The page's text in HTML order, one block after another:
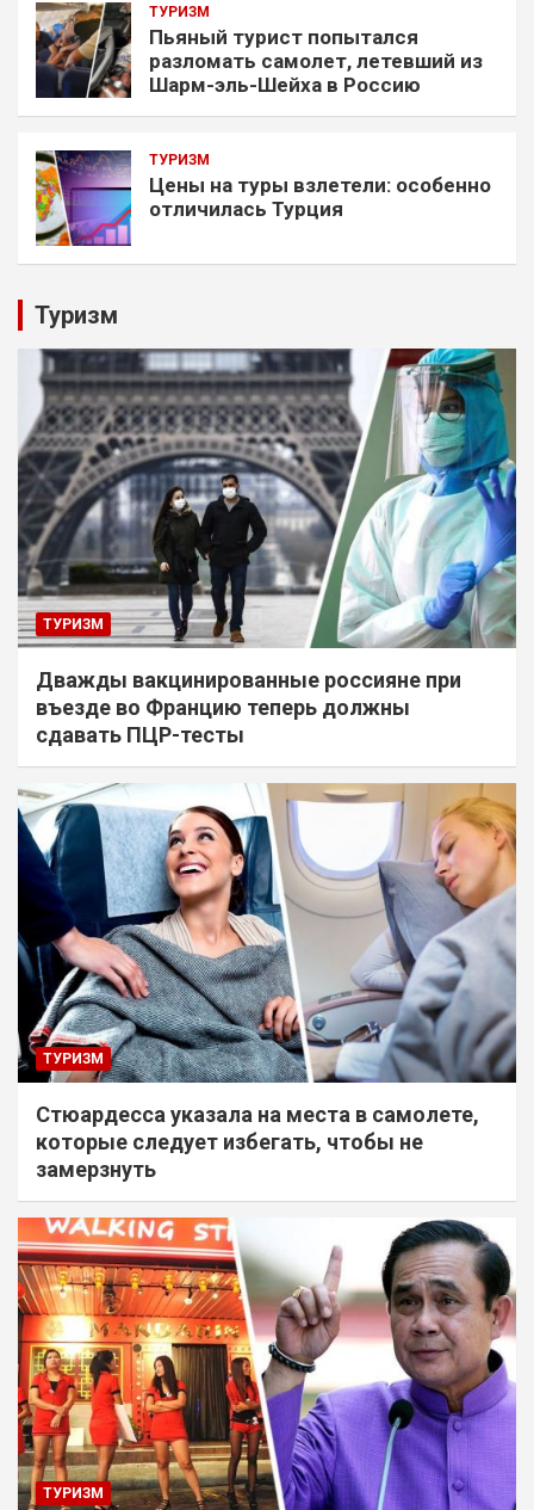
ТУРИЗМ
Пьяный турист попытался
разломать самолет, летевший из
Шарм-эль-Шейха в Россию
ТУРИЗМ
Цены на туры взлетели: особенно
отличилась Турция
Туризм
ТУРИЗМ
Дважды вакцинированные россияне при
въезде во Францию теперь должны
сдавать ПЦР-тесты
ТУРИЗМ
Стюардесса указала на места в самолете,
которые следует избегать, чтобы не
замерзнуть
ТУРИЗМ